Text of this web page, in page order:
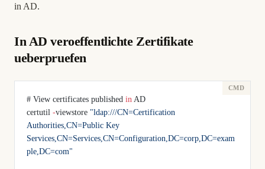
in AD.
In AD veroeffentlichte Zertifikate
ueberpruefen
# View certificates published in AD
certutil -viewstore "ldap:///CN=Certification
Authorities,CN=Public Key
Services,CN=Services,CN=Configuration,DC=corp,DC=exam
ple,DC=com"